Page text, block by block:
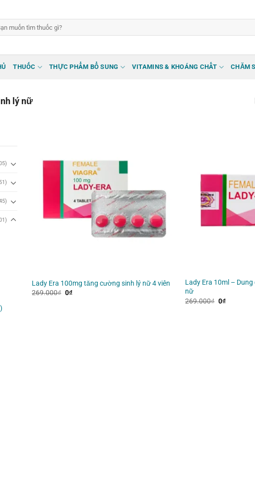
THUỐC THỰC PHẨM BỔ SUNG VITAMINS & KHOÁNG CHẤT CHĂM
lý nữ
Lady Era 100mg tăng cường sinh lý nữ 4 viên
269.000₫ Giá
0₫Giá
Lady Era 10ml –
nữ
269.000₫ Giá
0₫Giá